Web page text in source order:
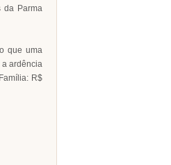
da Parma
que uma
a ardência
R$